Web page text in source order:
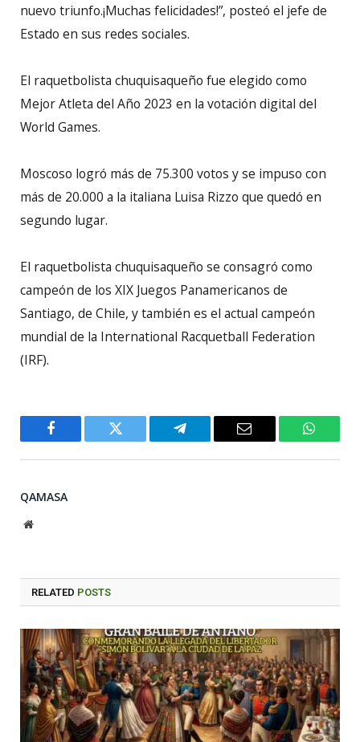
nuevo triunfo.¡Muchas felicidades!”, posteó el jefe de
Estado en sus redes sociales.
El raquetbolista chuquisaqueño fue elegido como
Mejor Atleta del Año 2023 en la votación digital del
World Games.
Moscoso logró más de 75.300 votos y se impuso con
más de 20.000 a la italiana Luisa Rizzo que quedó en
segundo lugar.
El raquetbolista chuquisaqueño se consagró como
campeón de los XIX Juegos Panamericanos de
Santiago, de Chile, y también es el actual campeón
mundial de la International Racquetball Federation
(IRF).
Facebook Twitter Telegram Email
QAMASA
Website
RELATED POSTS